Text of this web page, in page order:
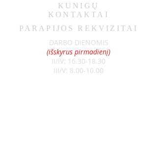
KUNIGŲ
KONTAKTAI
PARAPIJOS REKVIZITAI
DARBO DIENOMIS
(išskyrus pirmadienį)
II/IV: 16.30-18.30
III/V: 8.00-10.00